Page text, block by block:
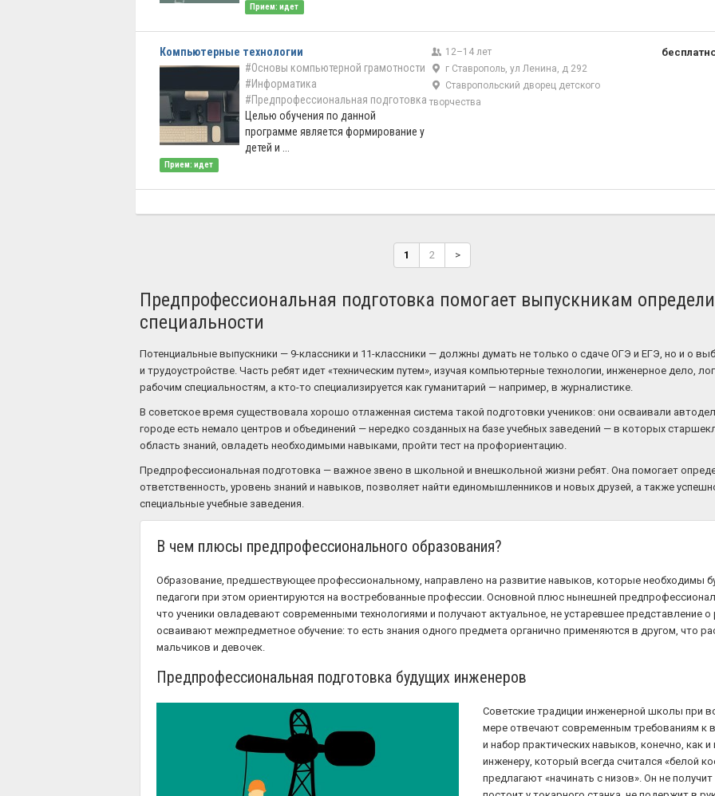
Прием: идет
Компьютерные технологии
#Основы компьютерной грамотности
#Информатика
#Предпрофессиональная подготовка
Целью обучения по данной
программе является формирование у
детей и ...
Прием: идет
12–14 лет
г Ставрополь, ул Ленина, д 292
Ставропольский дворец детского
творчества
1 2 >
Предпрофессиональная подготовка помогает выпускникам
специальности
Потенциальные выпускники — 9-классники и 11-классники — должны думать не только о сдаче ОГЭ и ЕГЭ, но и о
и трудоустройстве. Часть ребят идет «техническим путем», изучая компьютерные технологии, инженерное дело,
рабочим специальностям, а кто-то специализируется как гуманитарий — например, в журналистике.
В советское время существовала хорошо отлаженная система такой подготовки учеников: они осваивали
городе есть немало центров и объединений — нередко созданных на базе учебных заведений — в которых
область знаний, овладеть необходимыми навыками, пройти тест на профориентацию.
Предпрофессиональная подготовка — важное звено в школьной и внешкольной жизни ребят. Она помогает
ответственность, уровень знаний и навыков, позволяет найти единомышленников и новых друзей, а также
специальные учебные заведения.
В чем плюсы предпрофессионального образования?
Образование, предшествующее профессиональному, направлено на развитие навыков, которые необходимы
педагоги при этом ориентируются на востребованные профессии. Основной плюс нынешней
что ученики овладевают современными технологиями и получают актуальное, не устаревшее представление о
осваивают межпредметное обучение: то есть знания одного предмета органично применяются в другом, что
мальчиков и девочек.
Предпрофессиональная подготовка будущих инженеров
Советские традиции инженерной школы при
мере отвечают современным требованиям к
и набор практических навыков, конечно, как
инженеру, который всегда считался «белой
предлагают «начинать с низов». Он не